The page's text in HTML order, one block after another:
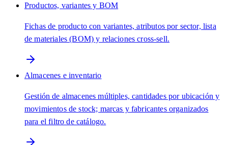
Productos, variantes y BOM
Fichas de producto con variantes, atributos por sector, lista
de materiales (BOM) y relaciones cross-sell.
Almacenes e inventario
Gestión de almacenes múltiples, cantidades por ubicación y
movimientos de stock; marcas y fabricantes organizados
para el filtro de catálogo.